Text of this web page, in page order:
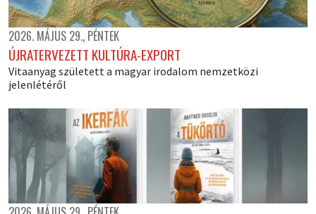
2026. MÁJUS 29., PÉNTEK
ÚJRATERVEZETT KULTÚRA-EXPORT
Vitaanyag született a magyar irodalom nemzetközi
jelenlétéről